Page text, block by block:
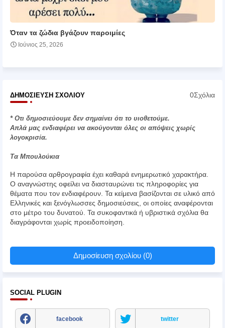
Όταν τα ζώδια βγάζουν παροιμίες
Ιούνιος 25, 2026
ΔΗΜΟΣΊΕΥΣΗ ΣΧΟΛΊΟΥ 0Σχόλια
* Οτι δημοσιεύουμε δεν σημαίνει ότι το υιοθετούμε.
Απλά μας ενδιαφέρει να ακούγονται όλες οι απόψεις χωρίς
λογοκρισία.
Τα Μπουλούκια
Η παρούσα αρθρογραφία έχει καθαρά ενημερωτικό χαρακτήρα.
Ο αναγνώστης οφείλει να διασταυρώνει τις πληροφορίες για
θέματα που τον ενδιαφέρουν. Τα κείμενα βασίζονται σε υλικό από
Ελληνικές και ξενόγλωσσες δημοσιεύσεις, οι οποίες αναφέρονται
στο μέτρο του δυνατού. Τα συκοφαντικά ή υβριστικά σχόλια θα
διαγράφονται χωρίς προειδοποίηση.
Δημοσίευση σχολίου (0)
SOCIAL PLUGIN
facebook twitter